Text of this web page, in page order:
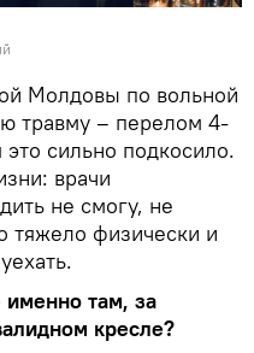
Молдовы по вольной
травму – перелом 4-
сильно подкосило.
врачи
не смогу, не
тяжело физически и
там, за
кресле?